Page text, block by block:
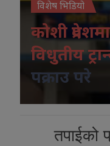
विशेष भिडियो
कोशी
विधुतीय
पक्राउ परे
तपाईको